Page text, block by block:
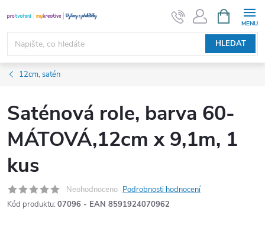
na
obsah
HLEDAT
NÁKUPNÍ
KOŠÍK
12cm, satén
Saténová role, barva 60-
MÁTOVÁ,12cm x 9,1m, 1
kus
Neohodnoceno Podrobnosti hodnocení
Kód produktu: 07096 - EAN 8591924070962